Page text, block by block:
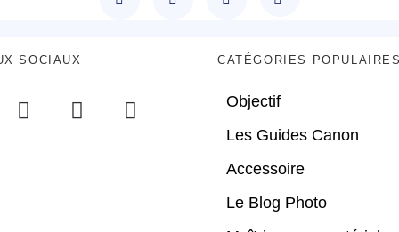
SOCIAUX CATÉGORIES
Objectif
Les Guides Canon
Accessoire
Le Blog Photo